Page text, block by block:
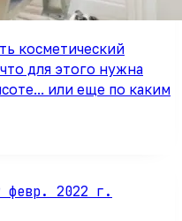
косметический
для этого нужна
или еще по каким
февр. 2022 г.